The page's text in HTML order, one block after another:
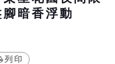
暗香浮動
列印